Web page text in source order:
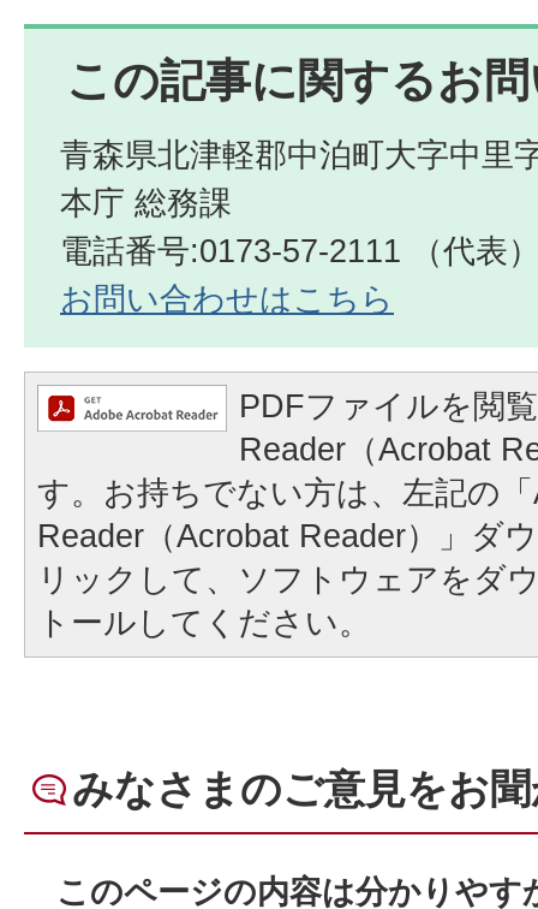
この記事に関するお
青森県北津軽郡中泊町大字中里
本庁 総務課
電話番号:0173-57-2111 （代表
お問い合わせはこちら
PDFファイルを閲
Reader（Acrobat
す。お持ちでない方は、左記の
Reader（Acrobat Reader）」ダ
リックして、ソフトウェアをダ
トールしてください。
みなさまのご意見をお
このページの内容は分かりやす